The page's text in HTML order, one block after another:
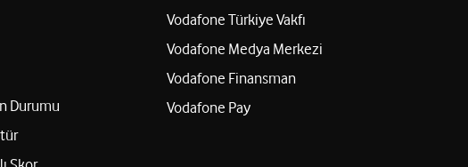
Durumu
Vodafone Türkiye Vakfı
Vodafone Medya Merkezi
Vodafone Finansman
Vodafone Pay